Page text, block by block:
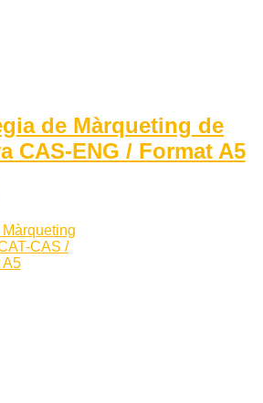
de Màrqueting de
CAS-ENG / Format A5